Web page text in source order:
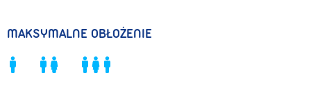
MAKSYMALNE OBŁOŻENIE